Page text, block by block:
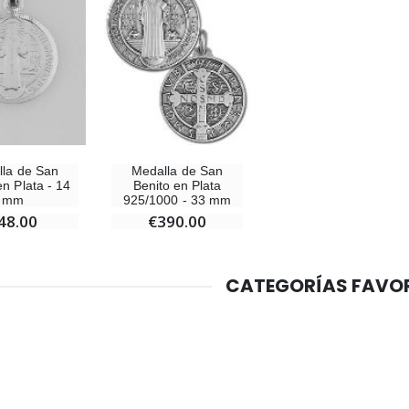
de San
Plata - 14
mm
Medalla de San
Benito en Plata
925/1000 - 33 mm
€390.00
CATEGORÍAS
€130.00
€2.50